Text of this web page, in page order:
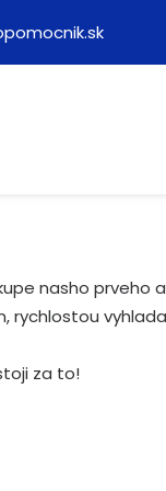
nasho
rychlostou
za to!